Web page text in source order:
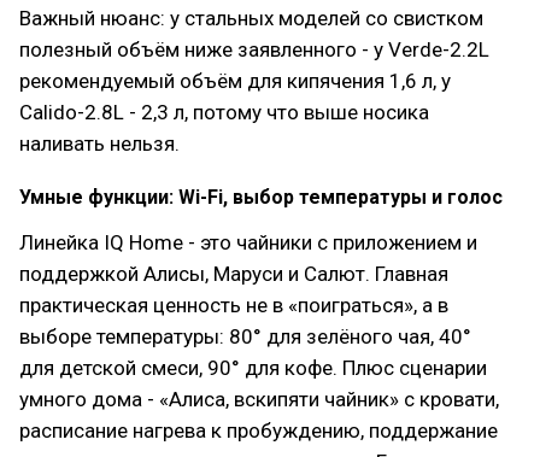
Важный нюанс: у стальных моделей со свистком
полезный объём ниже заявленного - у Verde-2.2L
рекомендуемый объём для кипячения 1,6 л, у
Calido-2.8L - 2,3 л, потому что выше носика
наливать нельзя.
Умные функции: Wi-Fi, выбор температуры и голос
Линейка IQ Home - это чайники с приложением и
поддержкой Алисы, Маруси и Салют. Главная
практическая ценность не в «поиграться», а в
выборе температуры: 80° для зелёного чая, 40°
для детской смеси, 90° для кофе. Плюс сценарии
умного дома - «Алиса, вскипяти чайник» с кровати,
расписание нагрева к пробуждению, поддержание